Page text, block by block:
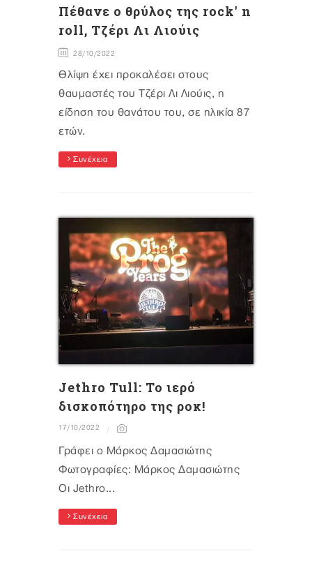
Πέθανε ο θρύλος της rock' n
roll, Τζέρι Λι Λιούις
28/10/2022
Θλίψη έχει προκαλέσει στους
θαυμαστές του Τζέρι Λι Λιούις, η
είδηση του θανάτου του, σε ηλικία 87
ετών.
Συνέχεια
Jethro Tull: Το ιερό
δισκοπότηρο της ροκ!
17/10/2022
Γράφει ο Μάρκος Δαμασιώτης
Φωτογραφίες: Μάρκος Δαμασιώτης
Οι Jethro...
Συνέχεια